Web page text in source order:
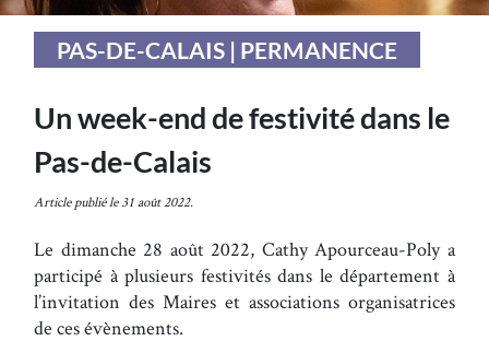
PAS-DE-CALAIS | PERMANENCE
Un week-end de festivité dans le
Pas-de-Calais
Article publié le 31 août 2022.
Le dimanche 28 août 2022, Cathy Apourceau-Poly a
participé à plusieurs festivités dans le département à
l’invitation des Maires et associations organisatrices
de ces évènements.